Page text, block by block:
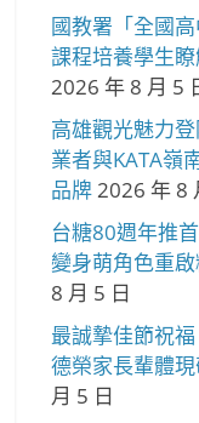
國教署「全國
課程培養學生
2026 年 8 月 5
高雄觀光魅力
業者與KATA
品牌2026 年 8
台糖80週年推
變身萌角色重
8 月 5 日
最誠摯佳節祝
德榮家長輩體
月 5 日